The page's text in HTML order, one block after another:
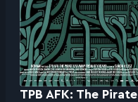
TPB AFK: The Pirate